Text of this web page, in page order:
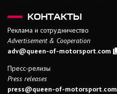
КОНТАКТЫ
Реклама и сотрудничество
Advertisement & Cooperation
adv@queen-of-motorsport.com
Пресс-релизы
Press releases
press@queen-of-motorsport.com